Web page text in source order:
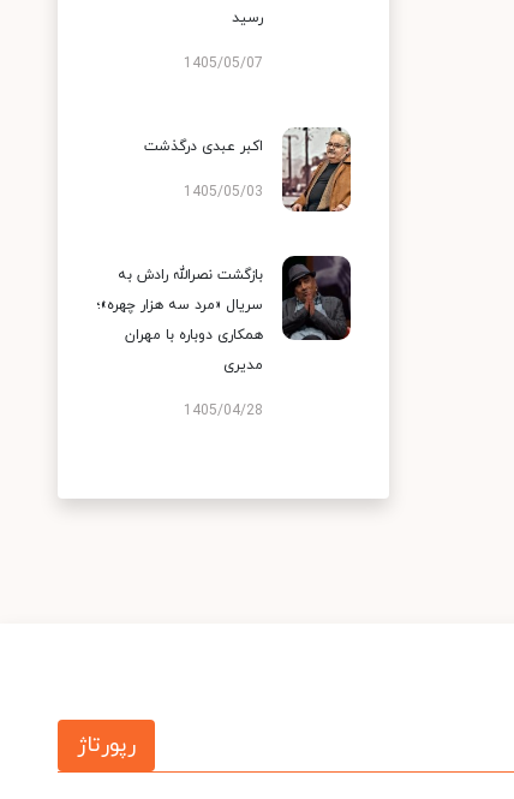
رسید
1405/05/07
اکبر عبدی درگذشت
1405/05/03
بازگشت نصرالله رادش به
سریال «مرد سه هزار چهره»؛
همکاری دوباره با مهران
مدیری
1405/04/28
رپورتاژ